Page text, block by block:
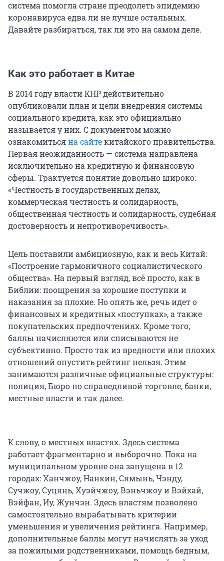
система помогла стране преодолеть эпидемию
коронавируса едва ли не лучше остальных.
Давайте разбираться, так ли это на самом деле.
Как это работает в Китае
В 2014 году власти КНР действительно
опубликовали план и цели внедрения системы
социального кредита, как это официально
называется у них. С документом можно
ознакомитьсяна сайтекитайского правительства.
Первая неожиданность — система направлена
исключительно на кредитную и финансовую
сферы. Трактуется понятие довольно широко:
«Честность в государственных делах,
коммерческая честность и солидарность,
общественная честность и солидарность, судебная
достоверность и непротиворечивость».
Цель поставили амбициозную, как и весь Китай:
«Построение гармоничного социалистического
общества». На первый взгляд, всё просто, как в
Библии: поощрения за хорошие поступки и
наказания за плохие. Но опять же, речь идет о
финансовых и кредитных «поступках», а также
покупательских предпочтениях. Кроме того,
баллы начисляются или списываются не
субъективно. Просто так из вредности или плохих
отношений опустить рейтинг нельзя. Этим
занимаются различные официальные структуры:
полиция, Бюро по справедливой торговле, банки,
местные власти и так далее.
К слову, о местных властях. Здесь система
работает фрагментарно и выборочно. Пока на
муниципальном уровне она запущена в 12
городах: Ханчжоу, Нанкин, Сямынь, Чэнду,
Сучжоу, Суцянь, Хуэйчжоу, Вэньчжоу и Вэйхай,
Вэйфан, Иу, Жунчэн. Здесь властям позволено
самостоятельно вырабатывать критерии
уменьшения и увеличения рейтинга. Например,
дополнительные баллы могут начислять за уход
за пожилыми родственниками, помощь бедным,